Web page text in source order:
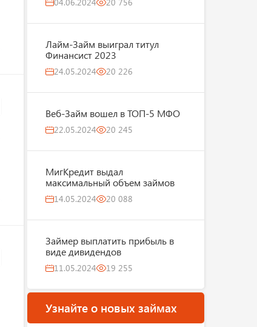
Лайм-Займ выиграл титул
Финансист 2023
24.05.2024 20 226
Веб-Займ вошел в ТОП-5 МФО
22.05.2024 20 245
МигКредит выдал
максимальный объем займов
14.05.2024 20 088
Займер выплатить прибыль в
виде дивидендов
11.05.2024 19 255
Узнайте о новых займах